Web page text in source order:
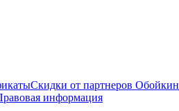
Скидки от партнеров Обойкин
информация